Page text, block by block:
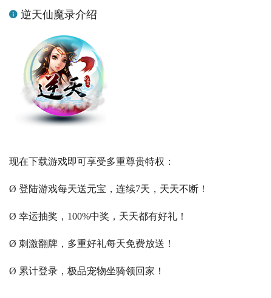
逆天仙魔录介绍
现在下载游戏即可享受多重尊贵特权：
Ø 登陆游戏每天送元宝，连续7天，天天不断！
Ø 幸运抽奖，100%中奖，天天都有好礼！
Ø 刺激翻牌，多重好礼每天免费放送！
Ø 累计登录，极品宠物坐骑领回家！